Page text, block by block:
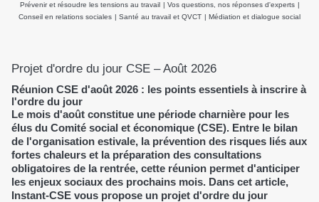
Prévenir et résoudre les tensions au travail | Vos questions, nos réponses d'experts |
Conseil en relations sociales | Santé au travail et QVCT | Médiation et dialogue social
Projet d'ordre du jour CSE – Août 2026
Réunion CSE d'août 2026 : les points essentiels à inscrire à
l'ordre du jour
Le mois d'août constitue une période charnière pour les
élus du Comité social et économique (CSE). Entre le bilan
de l'organisation estivale, la prévention des risques liés aux
fortes chaleurs et la préparation des consultations
obligatoires de la rentrée, cette réunion permet d'anticiper
les enjeux sociaux des prochains mois. Dans cet article,
Instant-CSE vous propose un projet d'ordre du jour